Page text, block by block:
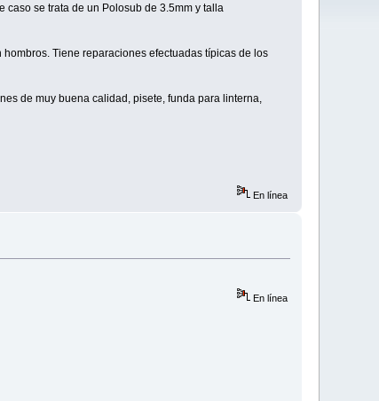
caso se trata de un Polosub de 3.5mm y talla
Tiene reparaciones efectuadas típicas de los
de muy buena calidad, pisete, funda para linterna,
En línea
En línea